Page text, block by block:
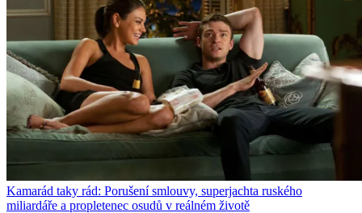
Kamarád taky rád: Porušení smlouvy, superjachta ruského
miliardáře a propletenec osudů v reálném životě